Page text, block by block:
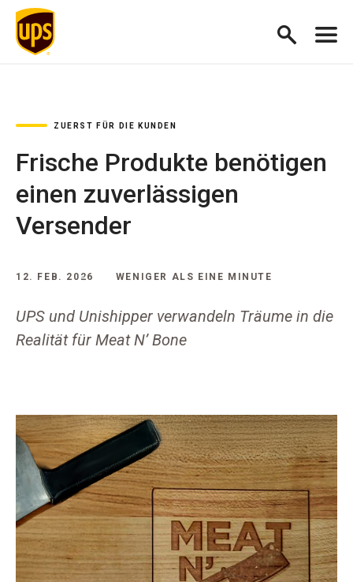
ZUERST FÜR DIE KUNDEN
Frische Produkte benötigen
einen zuverlässigen
Versender
12. FEB. 2026 WENIGER ALS EINE MINUTE
UPS und Unishipper verwandeln Träume in die
Realität für Meat N’ Bone